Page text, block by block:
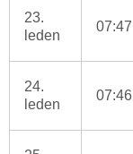
23.
leden
07:47
24.
leden
07:46